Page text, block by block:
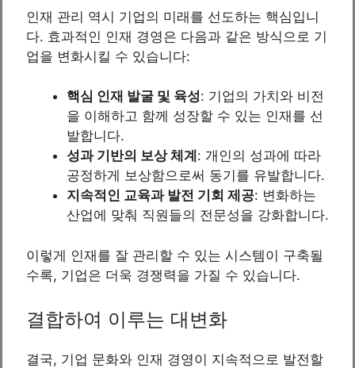
인재 관리 역시 기업의 미래를 선도하는 핵심입니
다. 효과적인 인재 경영은 다음과 같은 방식으로 기
업을 변화시킬 수 있습니다:
핵심 인재 발굴 및 육성: 기업의 가치와 비전
을 이해하고 함께 성장할 수 있는 인재를 선
발합니다.
성과 기반의 보상 체계 : 개인의 성과에 따라
공정하게 보상함으로써 동기를 유발합니다.
지속적인 교육과 발전 기회 제공: 변화하는
산업에 맞춰 직원들의 전문성을 강화합니다.
이렇게 인재를 잘 관리할 수 있는 시스템이 구축될
수록, 기업은 더욱 경쟁력을 가질 수 있습니다.
결합하여 이루는 대변화
결국, 기업 문화와 인재 경영이 지속적으로 발전할